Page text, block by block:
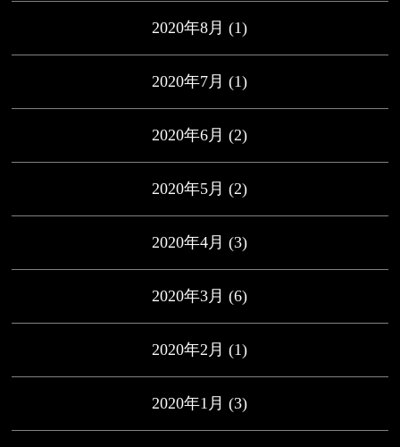
2020年8月 (1)
2020年7月 (1)
2020年6月 (2)
2020年5月 (2)
2020年4月 (3)
2020年3月 (6)
2020年2月 (1)
2020年1月 (3)